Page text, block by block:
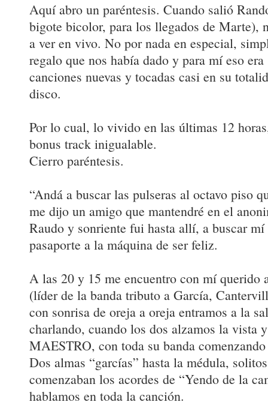
Aquí abro un paréntesis. Cuando salió
bigote bicolor, para los llegados de Marte),
a ver en vivo. No por nada en especial,
regalo que nos había dado y para mí eso
canciones nuevas y tocadas casi en su
disco.
Por lo cual, lo vivido en las últimas 12
bonus track inigualable.
Cierro paréntesis.
“Andá a buscar las pulseras al octavo piso
me dijo un amigo que mantendré en el
Raudo y sonriente fui hasta allí, a buscar
pasaporte a la máquina de ser feliz.
A las 20 y 15 me encuentro con mí querido
(líder de la banda tributo a García,
con sonrisa de oreja a oreja entramos a la
charlando, cuando los dos alzamos la vista
MAESTRO, con toda su banda
Dos almas “garcías” hasta la médula,
comenzaban los acordes de “Yendo de la
hablamos en toda la canción.